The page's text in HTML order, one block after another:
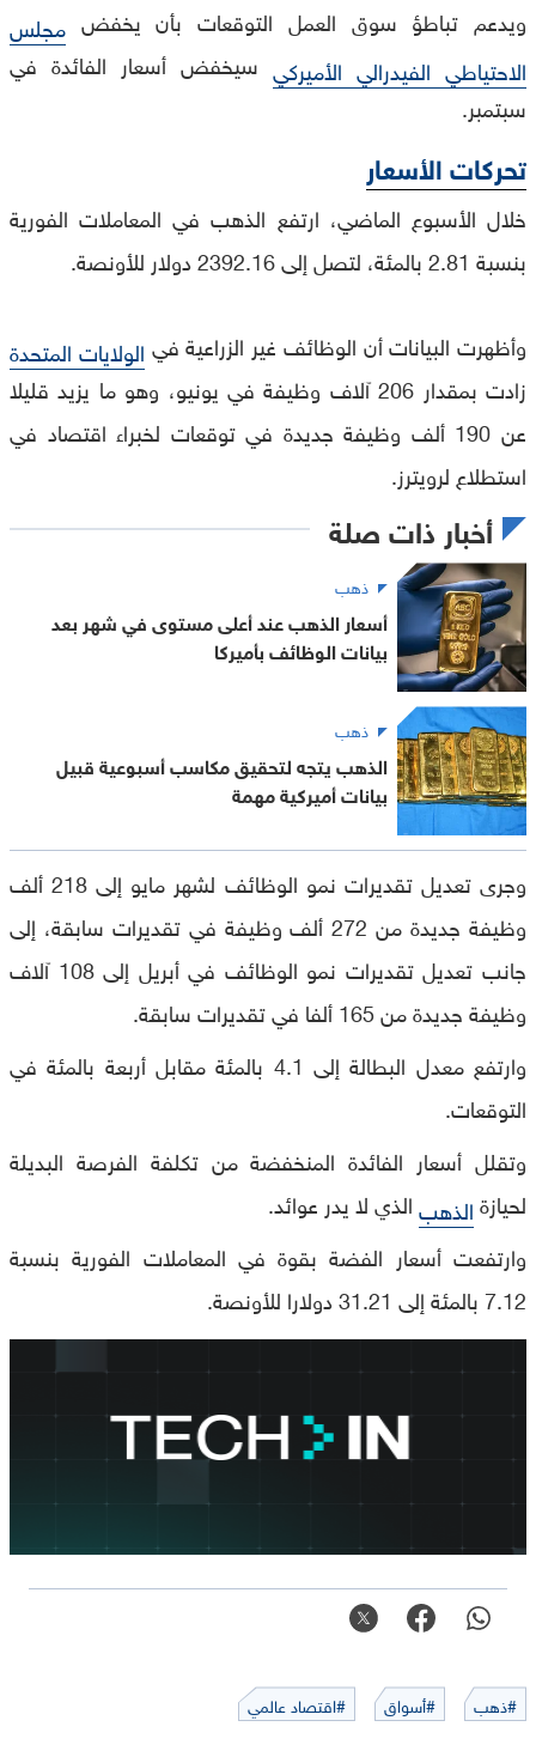
ويدعم تباطؤ سوق العمل التوقعات بأن يخفض مجلس
الاحتياطي الفيدرالي الأميركي سيخفض أسعار الفائدة في
سبتمبر.
تحركات الأسعار
خلال الأسبوع الماضي، ارتفع الذهب في المعاملات الفورية
بنسبة 2.81 بالمئة، لتصل إلى 2392.16 دولار للأونصة.
وأظهرت البيانات أن الوظائف غير الزراعية في الولايات المتحدة
زادت بمقدار 206 آلاف وظيفة في يونيو، وهو ما يزيد قليلا
عن 190 ألف وظيفة جديدة في توقعات لخبراء اقتصاد في
استطلاع لرويترز.
أخبار ذات صلة
ذهب
أسعار الذهب عند أعلى مستوى في شهر بعد
بيانات الوظائف بأميركا
ذهب
الذهب يتجه لتحقيق مكاسب أسبوعية قبيل
بيانات أميركية مهمة
وجرى تعديل تقديرات نمو الوظائف لشهر مايو إلى 218 ألف
وظيفة جديدة من 272 ألف وظيفة في تقديرات سابقة، إلى
جانب تعديل تقديرات نمو الوظائف في أبريل إلى 108 آلاف
وظيفة جديدة من 165 ألفا في تقديرات سابقة.
وارتفع معدل البطالة إلى 4.1 بالمئة مقابل أربعة بالمئة في
التوقعات.
وتقلل أسعار الفائدة المنخفضة من تكلفة الفرصة البديلة
لحيازةالذهبالذي لا يدر عوائد.
وارتفعت أسعار الفضة بقوة في المعاملات الفورية بنسبة
7.12 بالمئة إلى 31.21 دولارا للأونصة.
#ذهب #أسواق #اقتصاد عالمي